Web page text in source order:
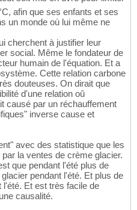
afin que ses enfants et ses
un monde où lui même ne
cherchent à justifier leur
social. Même le fondateur de
humain de l'équation. Et a
Cette relation carbone
douteuses. On dirait que
d'une relation oû
causé par un réchauffement
inverse cause et
avec des statistique que les
la ventes de crème glacier.
que pendant l'été plus de
pendant l'été. Et plus de
l'été. Et est très facile de
causalité.